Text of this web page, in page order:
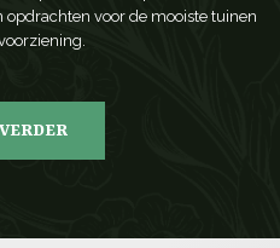
voor de mooiste tuinen